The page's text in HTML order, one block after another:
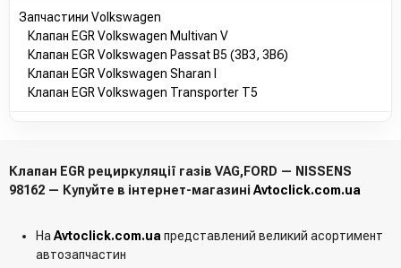
Запчастини Volkswagen
Клапан EGR Volkswagen Multivan V
Клапан EGR Volkswagen Passat B5 (3B3, 3B6)
Клапан EGR Volkswagen Sharan I
Клапан EGR Volkswagen Transporter T5
Клапан EGR рециркуляції газів VAG,FORD — NISSENS
98162 — Купуйте в інтернет-магазині Avtoclick.com.ua
НаAvtoclick.com.uaпредставлений великий асортимент
автозапчастин